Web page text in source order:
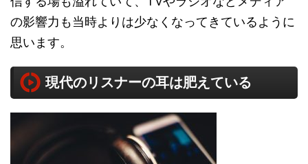
の影響力も当時よりは少なくなってきているように
思います。
現代のリスナーの耳は肥えている